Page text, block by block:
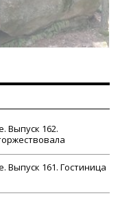
Выпуск 162.
Выпуск 161. Гостиница